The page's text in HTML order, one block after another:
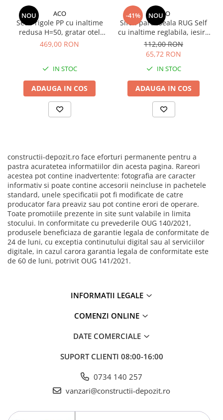
Fine pe baza de ciment
Manuale pe baza de ciment
Mecanizate pe baza de ciment
Rigole pentru exterior
Guri de scurgere interior
Profile compensare panta dus
Rigole din beton cu polimeri cu
Accesorii rigole din beton cu
polimeri cu inaltime redusa
Accesorii rigole din beton cu
polimeri cu inaltime normala
Curti de lumina ACO Therm
NOU ACO
Set 5 rigole PP cu inaltime
redusa H=50, gratar otel
zincat, A15, lungime
469,00 RON
IN STOC
ADAUGA IN COS
-41% NOUACO
Sifon pardoseala RUG Self
cu inaltime reglabila, iesire
verticala DN50, gratar din
otel inoxidabil 102.5 x 102.5
112,00 RON
65,72 RON
IN STOC
ADAUGA IN COS
constructii-depozit.ro face eforturi permanente pentru a
pastra acuratetea informatiilor din acesta pagina. Rareori
acestea pot contine inadvertente: fotografia are caracter
informativ si poate contine accesorii neincluse in pachetele
standard, unele specificatii pot fi modificate de catre
producator fara preaviz sau pot contine erori de operare.
Toate promotiile prezente in site sunt valabile in limita
stocului. In conformitate cu prevederile OUG 140/2021,
produsele beneficiaza de garantie legala de conformitate de
24 de luni, cu exceptia continutului digital sau al serviciilor
digitale, in cazul carora garantia legala de conformitate este
de 60 de luni, potrivit OUG 141/2021.
INFORMATII LEGALE
COMENZI ONLINE
DATE COMERCIALE
SUPORT CLIENTI 08:00-16:00
0734 140 257
vanzari@constructii-depozit.ro